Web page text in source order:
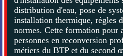
distribution d'eau, pose de
installation thermique, règles
normes. Cette formation pour
personnes en reconversion
métiers du BTP et du second